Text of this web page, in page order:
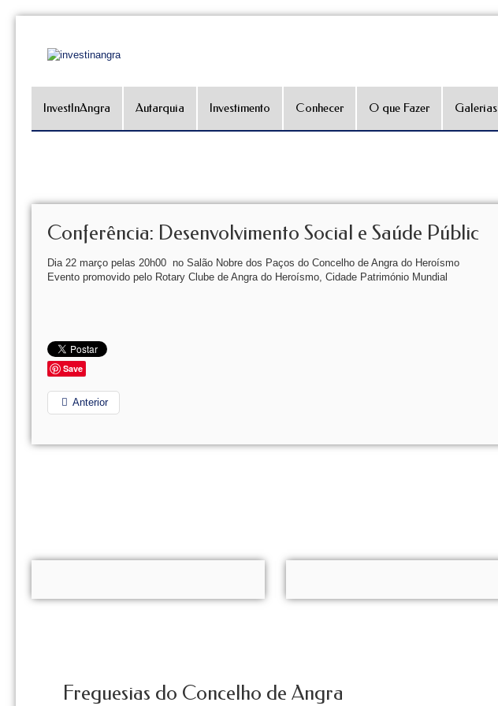
InvestInAngra Autarquia Investimento Conhecer O que Fazer Galerias
Conferência: Desenvolvimento Social e Saúde Públic
Dia 22 março pelas 20h00 no Salão Nobre dos Paços do Concelho de Angra do Heroísmo
Evento promovido pelo Rotary Clube de Angra do Heroísmo, Cidade Património Mundial
Save
Anterior
Freguesias do Concelho de Angra